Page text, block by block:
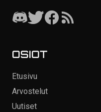
OSIOT
Etusivu
Arvostelut
Uutiset